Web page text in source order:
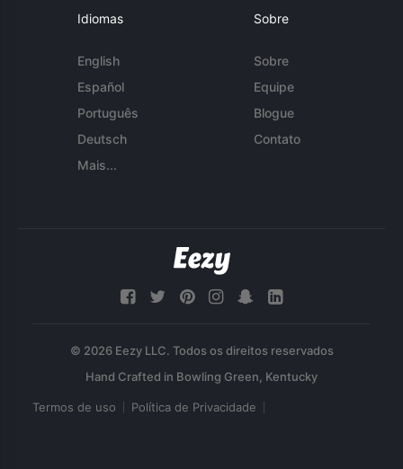
Idiomas
English
Español
Português
Deutsch
Mais...
Sobre
Sobre
Equipe
Blogue
Contato
© 2026 Eezy LLC. Todos os direitos reservados
Termos de uso Política de Privacidade